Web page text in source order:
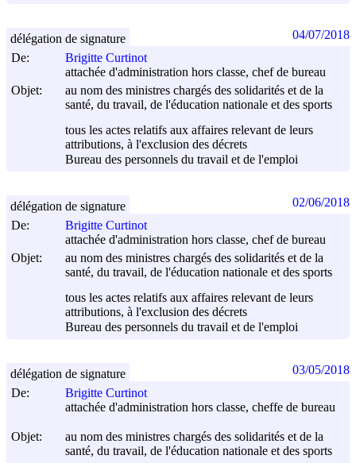
De:
Brigitte Curtinot
attachée d'administration hors classe, chef de bureau
Objet:
au nom des ministres chargés des solidarités et de la
santé, du travail, de l'éducation nationale et des sports
tous les actes relatifs aux affaires relevant de leurs
attributions, à l'exclusion des décrets
Bureau des personnels du travail et de l'emploi
délégation de signature 04/07/2018
De:
Brigitte Curtinot
attachée d'administration hors classe, chef de bureau
Objet:
au nom des ministres chargés des solidarités et de la
santé, du travail, de l'éducation nationale et des sports
tous les actes relatifs aux affaires relevant de leurs
attributions, à l'exclusion des décrets
Bureau des personnels du travail et de l'emploi
délégation de signature 02/06/2018
De:
Brigitte Curtinot
attachée d'administration hors classe, cheffe de bureau
Objet:
au nom des ministres chargés des solidarités et de la
santé, du travail, de l'éducation nationale et des sports
délégation de signature 03/05/2018